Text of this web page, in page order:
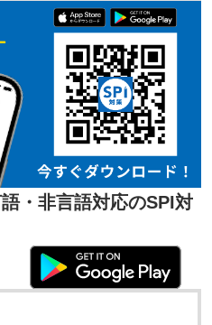
・非言語対応のSPI対